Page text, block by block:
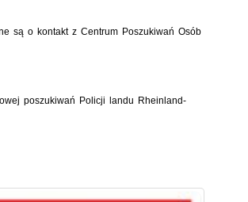
są o kontakt z Centrum Poszukiwań Osób
poszukiwań Policji landu Rheinland-